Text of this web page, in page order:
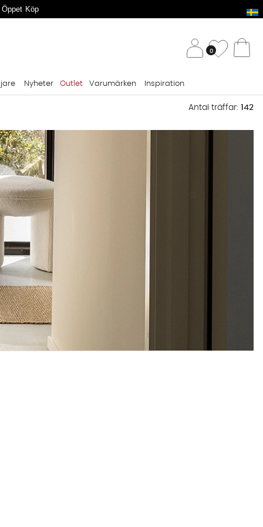
Köp
0
Nyheter Outlet Varumärken Inspiration
Antal träffar: 142